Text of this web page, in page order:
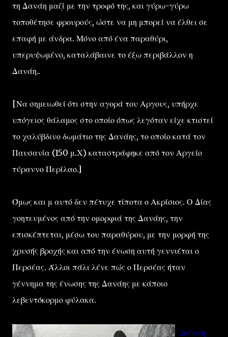
τη Δανάη μαζί με την τροφό της, και γύρω-γύρω
τοποθέτησε φρουρούς, ώστε να μη μπορεί να έλθει σε
επαφή με άνδρα. Μόνο από ένα παραθύρι,
υπερυψωμένο, καταλάβαινε το έξω περιβάλλον η
Δανάη..
[Να σημειωθεί ότι στην αγορά του Αργους, υπήρχε
υπόγειος θάλαμος στο οποίο όπως λεγόταν είχε κτιστεί
το χαλύβδινο δωμάτιο της Δανάης, το οποίο κατά τον
Παυσανία (150 μ.Χ) καταστράφηκε από τον Αργείο
τύραννο Περίλαο.]
Όμως και μ αυτό δεν πέτυχε τίποτα ο Ακρίσιος. Ο Δίας
γοητευμένος από την ομορφιά της Δανάης, την
επισκέπτεται, μέσω του παραθύρου, με την μορφή της
χρυσής βροχής και από την ένωση αυτή γεννιέται ο
Περσέας. Άλλοι πάλι λένε πώς ο Περσέας ήταν
γέννημα της ένωσης της Δανάης με κάποιο
λεβεντόκορμο φύλακα.
Δανάη